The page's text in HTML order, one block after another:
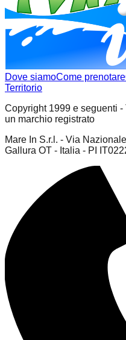
Dove siamoCome prenotare
Territorio
Copyright 1999 e seguenti
un marchio registrato
Mare In S.r.l. - Via
Gallura OT - Italia - PI